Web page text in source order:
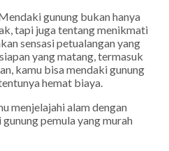
gunung bukan hanya
tapi juga tentang menikmati
sensasi petualangan yang
yang matang, termasuk
kamu bisa mendaki gunung
hemat biaya.
menjelajahi alam dengan
pemula yang murah